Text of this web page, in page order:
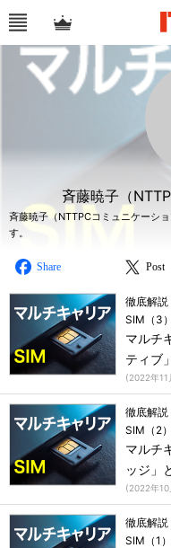
斉藤暁子（
斉藤暁子（NTTPCコミュニケーシ
す。
Share Post
徹底解
SIM（3
マルチ
ティブ
(2022年11
徹底解
SIM（2
マルチ
ッジ」
(2022年10
徹底解
SIM（1）